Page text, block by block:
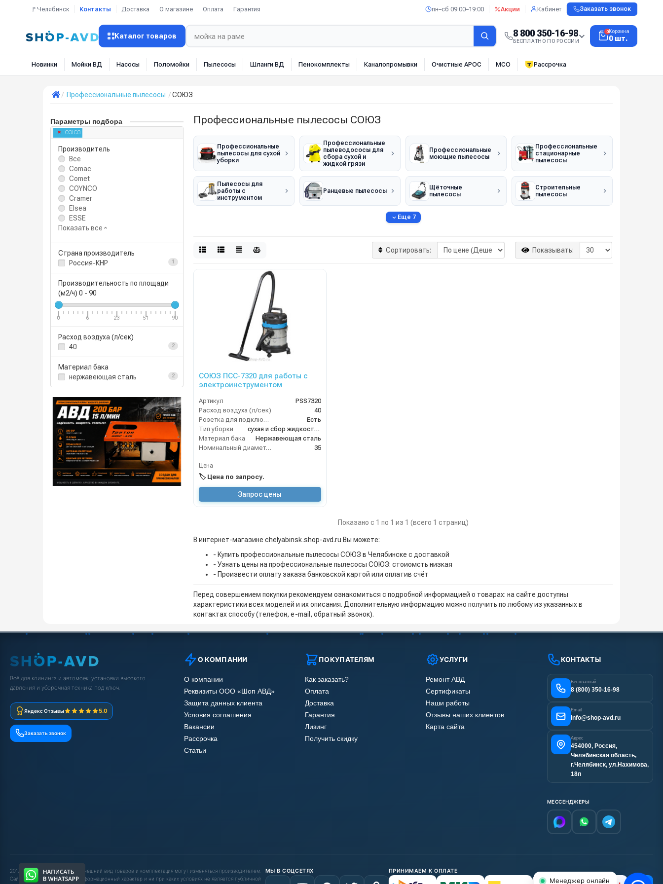
🚩Челябинск Контакты Доставка О магазине Оплата Гарантия пн–сб 09:00–19:00 Акции Кабинет Заказать звонок
Каталог товаров 8 800 350-16-98
БЕСПЛАТНО ПО РОССИИ
0Корзина
0 шт.
Новинки Мойки ВД Насосы Поломойки Пылесосы Шланги ВД Пенокомплекты Каналопромывки Очистные АРОС МСО Рассрочка
Профессиональные пылесосы СОЮЗ
Параметры подбора
СОЮЗ
Производитель
Все
Comac
Comet
COYNCO
Cramer
Elsea
ESSE
Показать все
Страна производитель
Россия-КНР
1
Производительность по площади
(м2/ч) 0 - 90
0 6 23 51 90
Расход воздуха (л/сек)
40
2
Материал бака
нержавеющая сталь
2
Профессиональные пылесосы СОЮЗ
Профессиональные
пылесосы для сухой
уборки
Профессиональные
пылеводососы для
сбора сухой и
жидкой грязи
Профессиональные
моющие пылесосы
Профессиональные
стационарные
пылесосы
Пылесосы для
работы с
инструментом
Ранцевые пылесосы
Щёточные
пылесосы
Строительные
пылесосы
Еще 7
Сортировать: Показывать:
СОЮЗ ПСС-7320 для работы с
электроинструментом
Артикул
PSS7320
Расход воздуха (л/сек)
40
Розетка для подключения инструмента
Есть
Тип уборки
сухая и сбор жидкостей
Материал бака
Нержавеющая сталь
Номинальный диаметр принадлежностей (мм)
35
Цена
🏷️ Цена по запросу.
Запрос цены
Показано с 1 по 1 из 1 (всего 1 страниц)
В интернет-магазине chelyabinsk.shop-avd.ru Вы можете:
- Купить профессиональные пылесосы СОЮЗ в Челябинске с доставкой
- Узнать цены на профессиональные пылесосы СОЮЗ: стоиомсть низкая
- Произвести оплату заказа банковской картой или оплатив счёт
Перед совершением покупки рекомендуем ознакомиться с подробной информацией о товарах: на сайте доступны
характеристики всех моделей и их описания. Дополнительную информацию можно получить по любому из указанных в
контактах способу (телефон, e-mail, обратный звонок).
Всё для клининга и автомоек: установки высокого
давления и уборочная техника под ключ.
Яндекс Отзывы 5.0
Заказать звонок
О КОМПАНИИ
О компании
Реквизиты ООО «Шоп АВД»
Защита данных клиента
Условия соглашения
Вакансии
Рассрочка
Статьи
ПОКУПАТЕЛЯМ
Как заказать?
Оплата
Доставка
Гарантия
Лизинг
Получить скидку
УСЛУГИ
Ремонт АВД
Сертификаты
Наши работы
Отзывы наших клиентов
Карта сайта
КОНТАКТЫ
Бесплатный
8 (800) 350-16-98
Email
info@shop-avd.ru
Адрес
454000, Россия,
Челябинская область,
г.Челябинск, ул.Нахимова,
18п
МЕССЕНДЖЕРЫ
2017-2025 © ООО "ШОП АВД". Внешний вид товаров и комплектация могут изменяться производителем.
Сайт носит исключительно информационный характер и ни при каких условиях не является публичной
МЫ В СОЦСЕТЯХ ПРИНИМАЕМ К ОПЛАТЕ
Менеджер онлайн